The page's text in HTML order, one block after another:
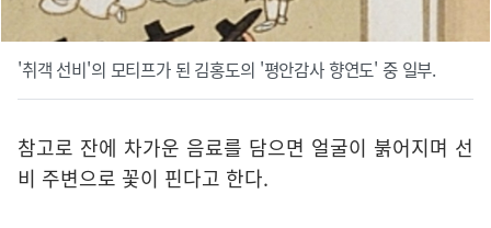
'취객 선비'의 모티프가 된 김홍도의 '평안감사 향연도' 중 일부.
참고로 잔에 차가운 음료를 담으면 얼굴이 붉어지며 선
비 주변으로 꽃이 핀다고 한다.